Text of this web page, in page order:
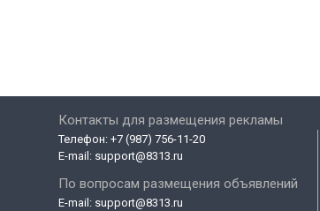
Контакты для размещения рекламы
Телефон: +7 (987) 756-11-20
E-mail: support@8313.ru
По вопросам размещения объявлений
E-mail: support@8313.ru